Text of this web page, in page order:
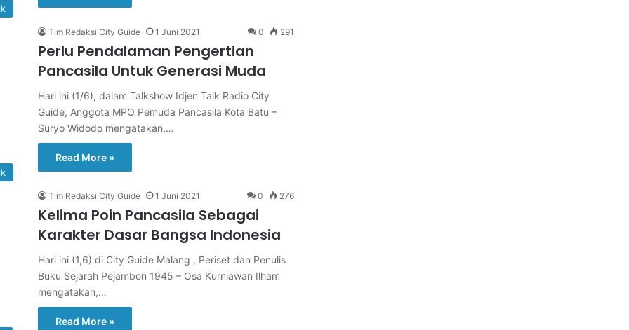
Tim Redaksi City Guide 1 Juni 2021 0 291
Perlu Pendalaman Pengertian
Pancasila Untuk Generasi Muda
Hari ini (1/6), dalam Talkshow Idjen Talk Radio City
Guide, Anggota MPO Pemuda Pancasila Kota Batu –
Suryo Widodo mengatakan,…
Read More »
Tim Redaksi City Guide 1 Juni 2021 0 276
Kelima Poin Pancasila Sebagai
Karakter Dasar Bangsa Indonesia
Hari ini (1,6) di City Guide Malang , Periset dan Penulis
Buku Sejarah Pejambon 1945 – Osa Kurniawan Ilham
mengatakan,…
Read More »